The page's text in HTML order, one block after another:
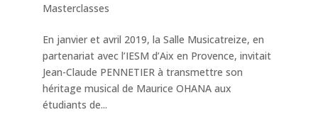
Masterclasses
En janvier et avril 2019, la Salle Musicatreize, en
partenariat avec l’IESM d’Aix en Provence, invitait
Jean-Claude PENNETIER à transmettre son
héritage musical de Maurice OHANA aux
étudiants de...